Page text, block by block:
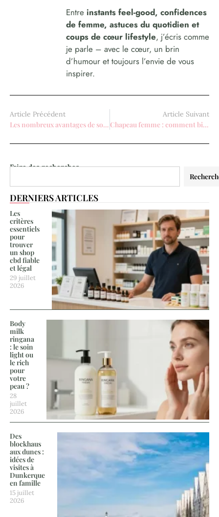
Faire des recherches
DERNIERS ARTICLES
Les
critères
essentiels
pour
trouver
un shop
cbd fiable
et légal
29 juillet
2026
Body
milk
ringana
: le soin
light ou
le rich
pour
votre
peau ?
28
juillet
2026
Des
blockhaus
aux dunes :
idées de
visites à
Dunkerque
en famille
15 juillet
2026
Entre instants feel-good, confidences
de femme, astuces du quotidien et
coups de cœur lifestyle, j’écris comme
je parle – avec le cœur, un brin
d’humour et toujours l’envie de vous
inspirer.
Article Précédent
Les nombreux avantages de solliciter une coiffeuse à domicile
Article Suivant
Chapeau femme : comment bien le porter ?